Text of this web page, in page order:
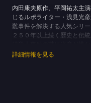
内田康夫原作、平岡祐太主
じるルポライター・浅見光
難事件を解決する人気シリ
２５０年以上続く歴史と伝
ロインを演じた高橋惠子と
倉で、華道の丹正流家元の
ィンを楽しむ奈緒のはつら
５０年以上の伝統ある華道
詳細情報を見る